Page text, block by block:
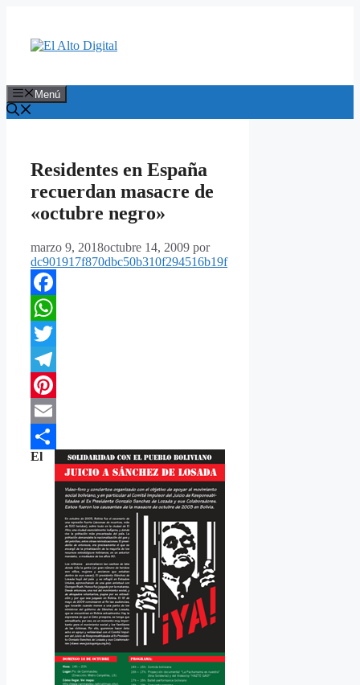
contenido
Menú
Residentes en España
recuerdan masacre de
«octubre negro»
marzo 9, 2018octubre 14, 2009 por
dc901917f870dbc50b310f294516b19f
Facebook
WhatsApp
Twitter
Telegram
Pinterest
Email
Compartir
El